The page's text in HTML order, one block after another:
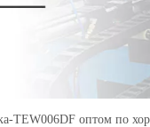
TEW006DF оптом по